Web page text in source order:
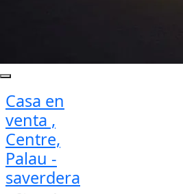
Casa en
venta ,
Centre,
Palau -
saverdera